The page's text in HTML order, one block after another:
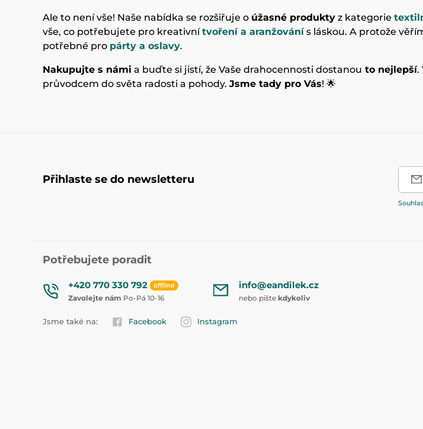
Ale to není vše! Naše nabídka se rozšiřuje o úžasné produkty z kategorie
vše, co potřebujete pro kreativnítvoření a aranžovánís láskou. A protože
potřebné pro párty a oslavy.
Nakupujte s námi a buďte si jistí, že Vaše drahocennosti dostanou to nejlepší.
průvodcem do světa radosti a pohody. Jsme tady pro Vás! 🌟
Přihlaste se do newsletteru
Potřebujete poradit
+420 770 330 792 offline
Zavolejte nám Po-Pá 10-16
info@eandilek.cz
nebo pište kdykoliv
Jsme také na: Facebook Instagram